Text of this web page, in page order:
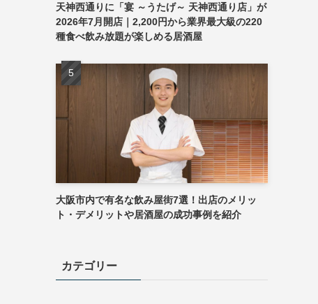
天神西通りに「宴 ～うたげ～ 天神西通り店」が
2026年7月開店｜2,200円から業界最大級の220
種食べ飲み放題が楽しめる居酒屋
大阪市内で有名な飲み屋街7選！出店のメリッ
ト・デメリットや居酒屋の成功事例を紹介
カテゴリー